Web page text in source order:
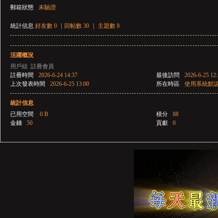
郵箱狀態
未驗證
統計信息 好友數 0 回帖數 30 主題數 8
活躍概況
用戶組 註冊會員
註冊時間
2026-6-24 14:37 最後訪問
2026-6-25
上次發表時間
2026-6-25 13:00 所在時區 使用系統默
統計信息
已用空間
0 B 積分
88
金錢
50 貢獻 0